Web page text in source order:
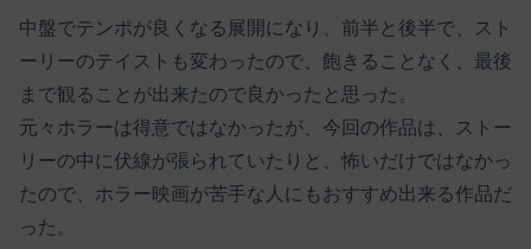
中盤でテンポが良くなる展開になり、前半と後半で、スト
ーリーのテイストも変わったので、飽きることなく、最後
まで観ることが出来たので良かったと思った。
元々ホラーは得意ではなかったが、今回の作品は、ストー
リーの中に伏線が張られていたりと、怖いだけではなかっ
たので、ホラー映画が苦手な人にもおすすめ出来る作品だ
った。